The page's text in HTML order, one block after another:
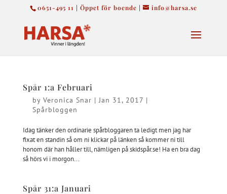
0651-495 11 | Öppet för boende | info@harsa.se
Spår 1:a Februari
by Veronica Snar |Jan 31, 2017 |
Spårbloggen
Idag tänker den ordinarie spårbloggaren ta ledigt men jag har
fixat en standin så om ni klickar på länken så kommer ni till
honom där han håller till, nämligen på skidspår.se! Ha en bra dag
så hörs vi i morgon...
Spår 31:a Januari